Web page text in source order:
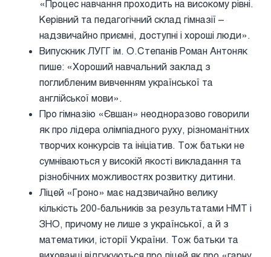
«Процес навчання проходить на високому рівні.
Керівний та педагогічний склад гімназії –
надзвичайно приємні, доступні і хороші люди».
Випускник ЛУГГ ім. О.Степанів Роман Антоняк
пише: «Хороший навчальний заклад з
поглибленим вивченням української та
англійської мови».
Про гімназію «Євшан» неодноразово говорили
як про лідера олімпіадного руху, різноманітних
творчих конкурсів та ініціатив. Тож батьки не
сумніваються у високій якості викладання та
різнобічних можливостях розвитку дитини.
Ліцей «Гроно» має надзвичайно велику
кількість 200-бальників за результатами НМТ і
ЗНО, причому не лише з української, а й з
математики, історії України. Тож батьки та